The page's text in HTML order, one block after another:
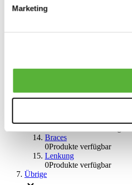
Marketing
0Produkte verfügbar
Handbremsen
Braces
0Produkte verfügbar
Lenkung
0Produkte verfügbar
Übrige